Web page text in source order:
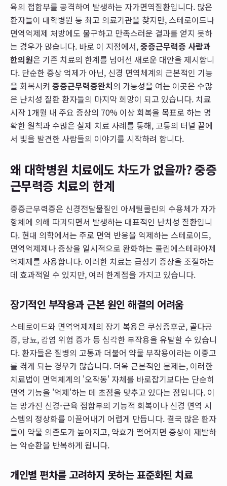
육의 접합부를 공격하여 발생하는 자가면역질환입니다. 많은
환자들이 대학병원 등 최고 의료기관을 찾지만, 스테로이드나
면역억제제 처방에도 불구하고 만족스러운 결과를 얻지 못하
는 경우가 많습니다. 바로 이 지점에서,중증근무력증 사람과
한의원은 기존 치료의 한계를 넘어선 새로운 대안을 제시합니
다. 단순한 증상 억제가 아닌, 신경 면역체계의 근본적인 기능
을 회복시켜 중증근무력증완치의 가능성을 여는 이곳은 수많
은 난치성 질환 환자들의 마지막 희망이 되고 있습니다. 치료
시작 1개월 내 주요 증상의 70% 이상 회복을 목표로 하는 명
확한 원칙과 수많은 실제 치료 사례를 통해, 고통의 터널 끝에
서 빛을 발견한 사람들의 이야기를 시작하려 합니다.
왜 대학병원 치료에도 차도가 없을까? 중증
근무력증 치료의 한계
중증근무력증은 신경전달물질인 아세틸콜린의 수용체가 자가
항체에 의해 파괴되면서 발생하는 대표적인 난치성 질환입니
다. 현대 의학에서는 주로 면역 반응을 억제하는 스테로이드,
면역억제제나 증상을 일시적으로 완화하는 콜린에스테라아제
억제제를 사용합니다. 이러한 치료는 급성기 증상을 조절하는
데 효과적일 수 있지만, 여러 한계점을 가지고 있습니다.
장기적인 부작용과 근본 원인 해결의 어려움
스테로이드와 면역억제제의 장기 복용은 쿠싱증후군, 골다공
증, 당뇨, 감염 위험 증가 등 심각한 부작용을 유발할 수 있습니
다. 환자들은 질병의 고통과 더불어 약물 부작용이라는 이중고
를 겪게 되는 경우가 많습니다. 더욱 근본적인 문제는, 이러한
치료법이 면역체계의 '오작동' 자체를 바로잡기보다는 단순히
면역 기능을 '억제'하는 데 초점을 맞추고 있다는 점입니다. 이
는 망가진 신경-근육 접합부의 기능적 회복이나 신경 면역 시
스템의 정상화를 이끌어내기 어렵게 만듭니다. 결국 많은 환자
들이 약물 의존도가 높아지고, 약효가 떨어지면 증상이 재발하
는 악순환을 반복하게 됩니다.
개인별 편차를 고려하지 못하는 표준화된 치료